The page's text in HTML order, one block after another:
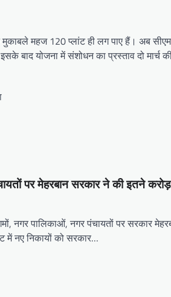
महज 120 प्लांट ही लग पाए हैं। अब
बाद योजना में संशोधन का प्रस्ताव दो मार्च
पर मेहरबान सरकार ने की इतने
नगर पालिकाओं, नगर पंचायतों पर सरकार
नए निकायों को सरकार…